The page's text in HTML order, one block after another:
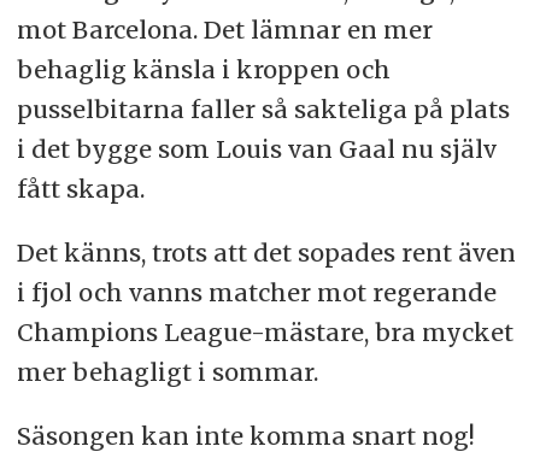
mot Barcelona. Det lämnar en mer
behaglig känsla i kroppen och
pusselbitarna faller så sakteliga på plats
i det bygge som Louis van Gaal nu själv
fått skapa.
Det känns, trots att det sopades rent även
i fjol och vanns matcher mot regerande
Champions League-mästare, bra mycket
mer behagligt i sommar.
Säsongen kan inte komma snart nog!